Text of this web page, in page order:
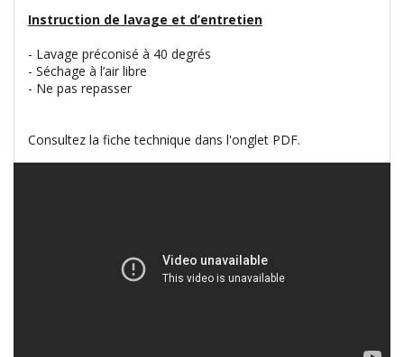
Instruction de lavage et d’entretien
- Lavage préconisé à 40 degrés
- Séchage à l’air libre
- Ne pas repasser
Consultez la fiche technique dans l'onglet PDF.